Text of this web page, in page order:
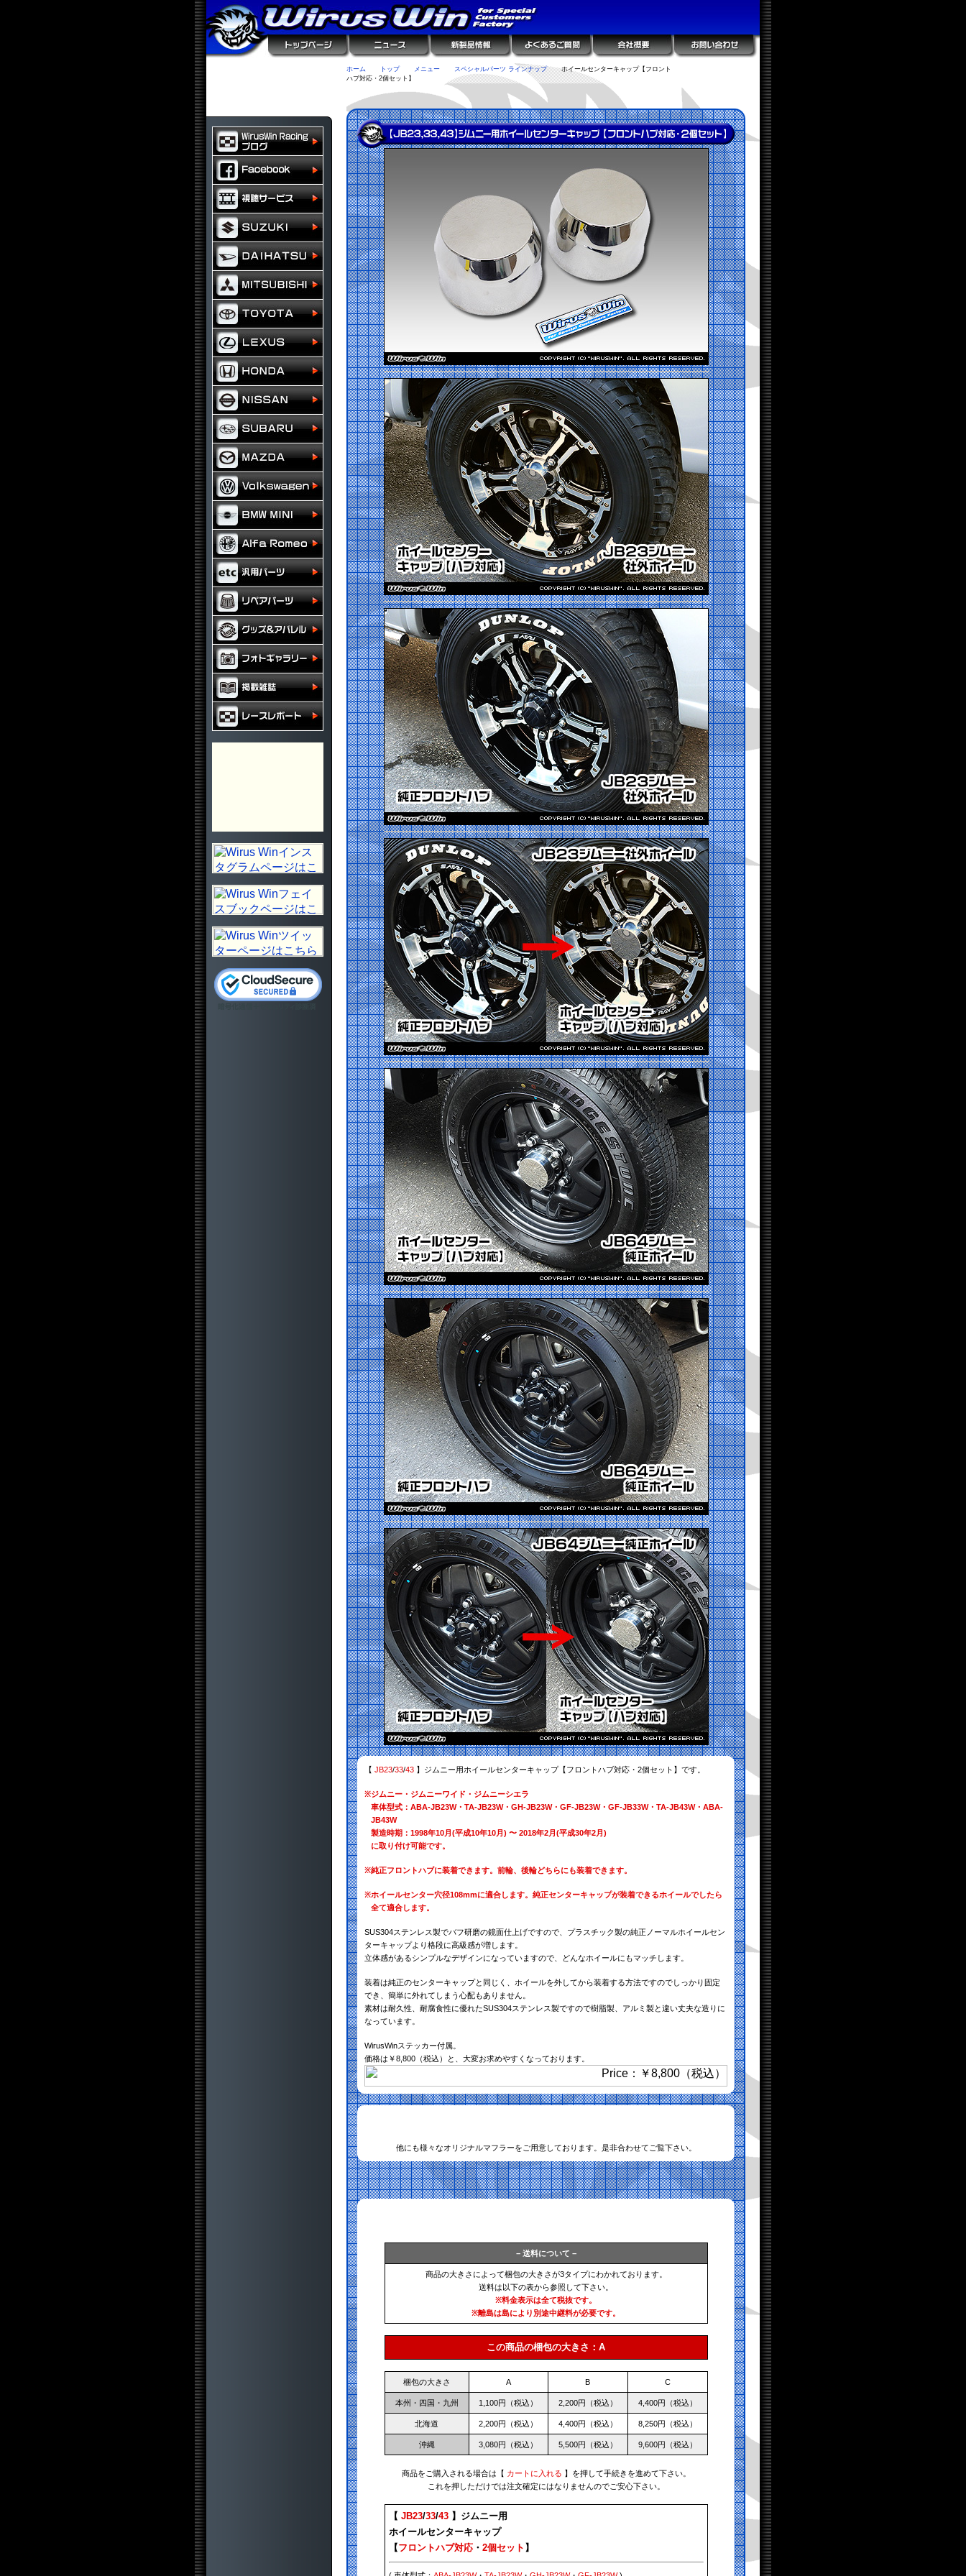
ホーム トップ メニュー スペシャルパーツ ラインナップ
ホイールセンターキャップ【フロント
ハブ対応・2個セット】
【 JB23/33/43 】ジムニー用ホイールセンターキャップ【フロントハブ対応・2個セット】です。
※ジムニー・ジムニーワイド・ジムニーシエラ
車体型式：ABA-JB23W・TA-JB23W・GH-JB23W・GF-JB23W・GF-JB33W・TA-JB43W・ABA-
JB43W
製造時期：1998年10月(平成10年10月) 〜 2018年2月(平成30年2月)
に取り付け可能です。
※純正フロントハブに装着できます。前輪、後輪どちらにも装着できます。
※ホイールセンター穴径108mmに適合します。純正センターキャップが装着できるホイールでしたら
全て適合します。
SUS304ステンレス製でバフ研磨の鏡面仕上げですので、プラスチック製の純正ノーマルホイールセン
ターキャップより格段に高級感が増します。
立体感があるシンプルなデザインになっていますので、どんなホイールにもマッチします。
装着は純正のセンターキャップと同じく、ホイールを外してから装着する方法ですのでしっかり固定
でき、簡単に外れてしまう心配もありません。
素材は耐久性、耐腐食性に優れたSUS304ステンレス製ですので樹脂製、アルミ製と違い丈夫な造りに
なっています。
WirusWinステッカー付属。
価格は￥8,800（税込）と、大変お求めやすくなっております。
他にも様々なオリジナルマフラーをご用意しております。是非合わせてご覧下さい。
− 送料について −
商品の大きさによって梱包の大きさが3タイプにわかれております。
送料は以下の表から参照して下さい。
※料金表示は全て税抜です。
※離島は島により別途中継料が必要です。
この商品の梱包の大きさ：A
梱包の大きさ A B C
本州・四国・九州 1,100円（税込） 2,200円（税込） 4,400円（税込）
北海道 2,200円（税込） 4,400円（税込） 8,250円（税込）
沖縄 3,080円（税込） 5,500円（税込） 9,600円（税込）
商品をご購入される場合は【 カートに入れる 】を押して手続きを進めて下さい。
これを押しただけでは注文確定にはなりませんのでご安心下さい。
【 JB23/33/43】ジムニー用
ホイールセンターキャップ
【フロントハブ対応・ 2個セット 】